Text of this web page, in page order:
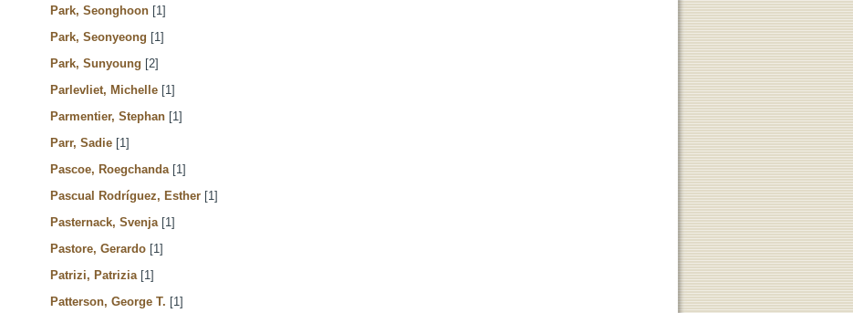
Park, Seonghoon [1]
Park, Seonyeong [1]
Park, Sunyoung [2]
Parlevliet, Michelle [1]
Parmentier, Stephan [1]
Parr, Sadie [1]
Pascoe, Roegchanda [1]
Pascual Rodríguez, Esther [1]
Pasternack, Svenja [1]
Pastore, Gerardo [1]
Patrizi, Patrizia [1]
Patterson, George T. [1]